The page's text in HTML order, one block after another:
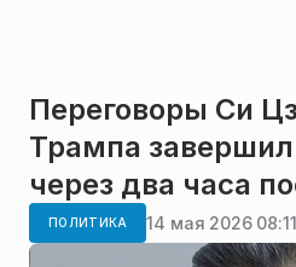
Переговоры Си
Трампа
через два часа
ПОЛИТИКА 14 мая 2026 08:11